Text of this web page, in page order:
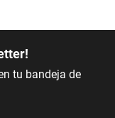
tu bandeja de